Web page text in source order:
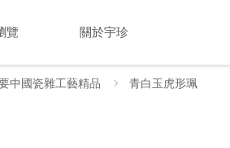
覽 關於宇珍
中國瓷雜工藝精品 青白玉虎形珮